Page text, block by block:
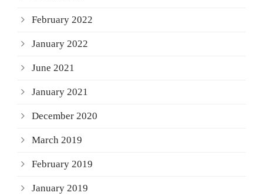
February 2022
January 2022
June 2021
January 2021
December 2020
March 2019
February 2019
January 2019